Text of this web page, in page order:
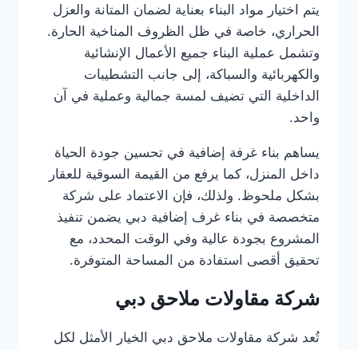
يتم اختيار مواد البناء بعناية لضمان المتانة والعزل
الحراري، خاصة في ظل الظروف المناخية الحارة.
وتشمل عملية البناء جميع الأعمال الإنشائية
والكهربائية والسباكة، إلى جانب التشطيبات
الداخلية التي تضيف لمسة جمالية وعملية في آن
واحد.
يساهم بناء غرفة إضافية في تحسين جودة الحياة
داخل المنزل، كما يرفع من القيمة السوقية للعقار
بشكل ملحوظ. ولذلك، فإن الاعتماد على شركة
متخصصة في بناء غرف إضافية دبي يضمن تنفيذ
المشروع بجودة عالية وفي الوقت المحدد، مع
تحقيق أقصى استفادة من المساحة المتوفرة.
شركة مقاولات ملاحق دبي
تُعد شركة مقاولات ملاحق دبي الخيار الأمثل لكل